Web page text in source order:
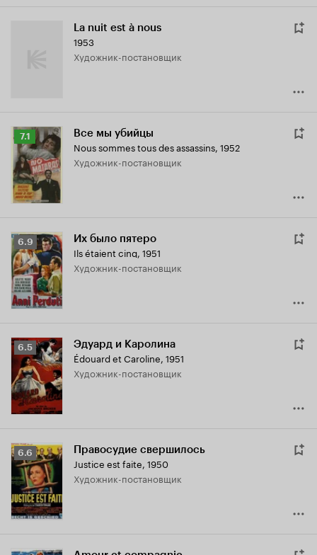
La nuit est à nous
1953
Художник-постановщик
Рейтинг
Кинопоиска
7.1
7.1 Все мы убийцы
Nous sommes tous des assassins, 1952
Художник-постановщик
Рейтинг
Кинопоиска
6.9
6.9 Их было пятеро
Ils étaient cinq, 1951
Художник-постановщик
Рейтинг
Кинопоиска
6.5
6.5 Эдуард и Каролина
Édouard et Caroline, 1951
Художник-постановщик
Рейтинг
Кинопоиска
6.6
6.6 Правосудие свершилось
Justice est faite, 1950
Художник-постановщик